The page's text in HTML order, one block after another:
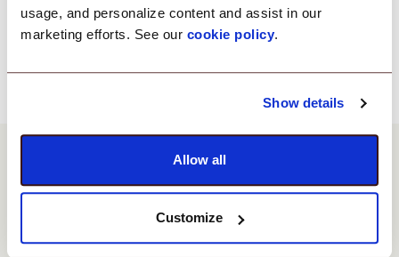
usage, and personalize content and assist in our
marketing efforts. See our cookie policy.
Show details
Allow all
Customize
IDプロバイダー統合